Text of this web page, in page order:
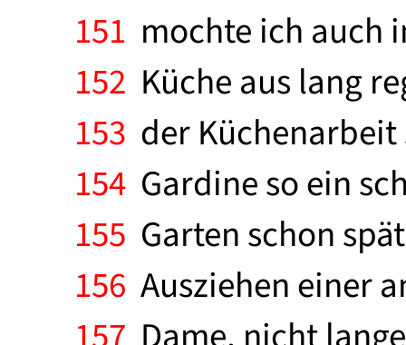
151 mochte ich auch
152 Küche aus lang
153 der
154 Gardine so ein
155 Garten schon
156 Ausziehen einer